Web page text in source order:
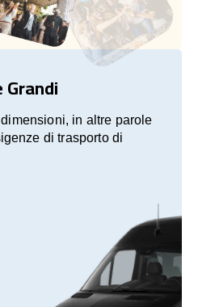
in altre parole
di trasporto di